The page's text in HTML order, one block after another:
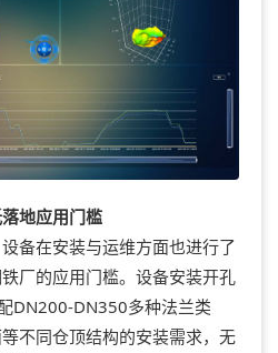
地应用门槛
在安装与运维方面也进行了
厂的应用门槛。设备安装开孔
DN200-DN350多种法兰类
不同仓顶结构的安装需求，无